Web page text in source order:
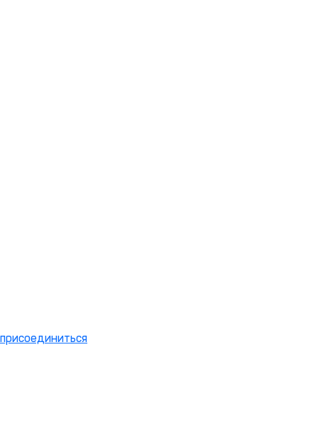
присоединиться